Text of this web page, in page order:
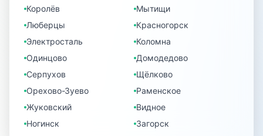
Королёв
Мытищи
Люберцы
Красногорск
Электросталь
Коломна
Одинцово
Домодедово
Серпухов
Щёлково
Орехово-Зуево
Раменское
Жуковский
Видное
Ногинск
Загорск